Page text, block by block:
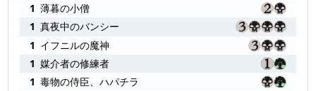
1 薄暮の小僧
1 真夜中のバンシー
1 イフニルの魔神
1 媒介者の修練者
1 毒物の侍臣、ハパチラ